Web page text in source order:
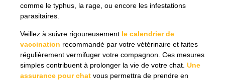
comme le typhus, la rage, ou encore les infestations
parasitaires.
Veillez à suivre rigoureusement le calendrier de
vaccination recommandé par votre vétérinaire et faites
régulièrement vermifuger votre compagnon. Ces mesures
simples contribuent à prolonger la vie de votre chat. Une
assurance pour chat vous permettra de prendre en